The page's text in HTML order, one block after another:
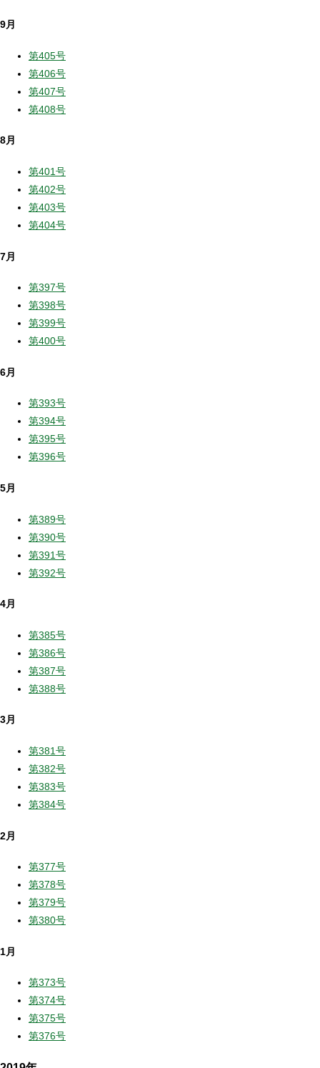
9月
第405号
第406号
第407号
第408号
8月
第401号
第402号
第403号
第404号
7月
第397号
第398号
第399号
第400号
6月
第393号
第394号
第395号
第396号
5月
第389号
第390号
第391号
第392号
4月
第385号
第386号
第387号
第388号
3月
第381号
第382号
第383号
第384号
2月
第377号
第378号
第379号
第380号
1月
第373号
第374号
第375号
第376号